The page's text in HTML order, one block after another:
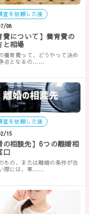
査を依頼した後
08
費について】養育費の
と相場
養育費って、どうやって決め
点となるの……
査を依頼した後
15
の相談先】6つの離婚相
口
もの、または離婚の条件が合
際には、専……